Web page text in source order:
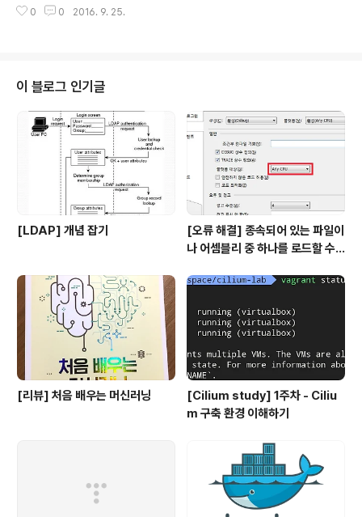
지한다. 이와 유사하게 서버도 클라이언트가 연결 될 때 응답을 전송한다. 클라
버가 살아있다는 것을 알린다.Ensemble : 주키퍼 서버들의 그룹이다. 하나의
앙상블은 최소한 3개의 노드를 권장한다.Leader : 연결된 노드들 중 어떠한
노..
0 0 2016. 9. 25.
이 블로그 인기글
[LDAP] 개념 잡기
[오류 해결] 종속되어 있는 파일이
나 어셈블리 중 하나를 로드할 수
[리뷰] 처음 배우는 머신러닝
[Cilium study] 1주차 - Ciliu
m 구축 환경 이해하기